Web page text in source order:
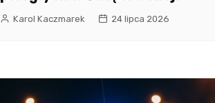
Karol Kaczmarek 24 lipca 2026